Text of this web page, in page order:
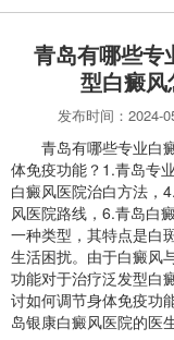
青岛有哪些专
型白癜风
发布时间：2024-
青岛有哪些专业白癜
体免疫功能？1.青岛专
白癜风医院治白方法，
风医院路线，6.青岛白
一种类型，其特点是白
生活困扰。由于白癜风
功能对于治疗泛发型白
讨如何调节身体免疫功
岛银康白癜风医院的医